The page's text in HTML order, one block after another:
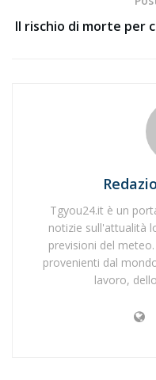
Il rischio di morte per
Tgyou24.it è un
notizie sull'attualità
previsioni del
provenienti dal
lavoro,